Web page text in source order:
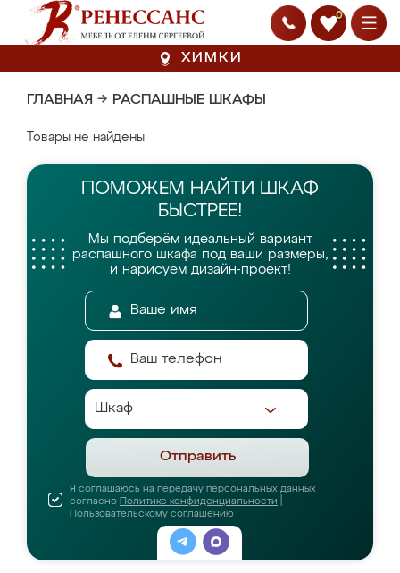
0
ХИМКИ
ГЛАВНАЯ → РАСПАШНЫЕ ШКАФЫ
Товары не найдены
ПОМОЖЕМ НАЙТИ ШКАФ
БЫСТРЕЕ!
Мы подберём идеальный вариант
распашного шкафа под ваши размеры,
и нарисуем дизайн-проект!
Отправить
Я соглашаюсь на передачу персональных данных
согласно Политике конфиденциальности
Пользовательскому соглашению